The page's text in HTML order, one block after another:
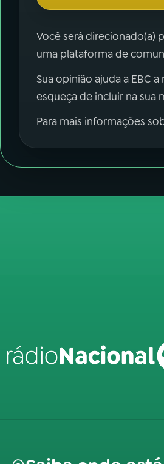
Você será direcionado(a)
uma plataforma de
Sua opinião ajuda a EBC
esqueça de incluir na sua
Para mais informações